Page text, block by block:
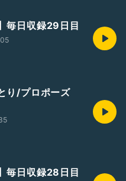
毎日収録29日目
り/プロポーズ
毎日収録28日目